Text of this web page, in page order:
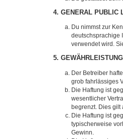
4. GENERAL PUBLIC
Du nimmst zur
deutschsprachige
verwendet wird.
5. GEWÄHRLEISTUNG
Der Betreiber
grob fahrlässiges
Die Haftung ist
wesentlicher
begrenzt. Dies gilt
Die Haftung ist
typischerweise
Gewinn.